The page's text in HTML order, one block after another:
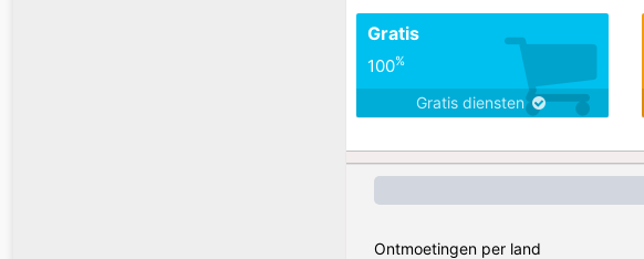
Gratis
100%
Gratis diensten
Ontmoetingen per land